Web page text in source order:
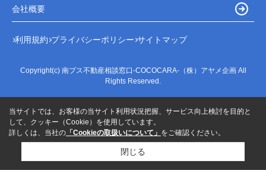
会社概要
利用規約 プライバシーポリシー サイトマップ
Copyright(c) 南プス不動産相談窓口-COCOCARA-（株）アヤメ企画 All
Rights Reserved.
当サイトでは、お客様の当サイト利用状況把握、サービス向上検討を目的と
して、クッキー（Cookie）を使用しています。
詳しくは、当社の 「Cookieの取扱いについて」 をご確認ください。
閉じる